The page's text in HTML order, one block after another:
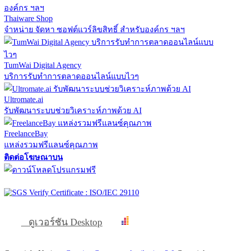
Thaiware Shop
จำหน่าย จัดหา ซอฟต์แวร์ลิขสิทธิ์ สำหรับองค์กร ฯลฯ
TumWai Digital Agency
บริการรับทำการตลาดออนไลน์แบบไวๆ
Ultromate.ai
รับพัฒนาระบบช่วยวิเคราะห์ภาพด้วย AI
FreelanceBay
แหล่งรวมฟรีแลนซ์คุณภาพ
ติดต่อโฆษณาบน
ดูเวอร์ชัน Desktop